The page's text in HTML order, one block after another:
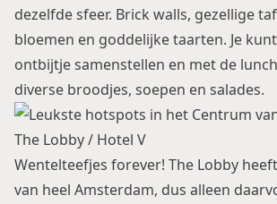
dezelfde sfeer. Brick walls, gezellige
bloemen en goddelijke taarten. Je
ontbijtje samenstellen en met de
diverse broodjes, soepen en salades.
The Lobby / Hotel V
Wentelteefjes forever! The Lobby
van heel Amsterdam, dus alleen